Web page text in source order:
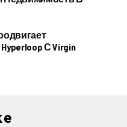
С Virgin